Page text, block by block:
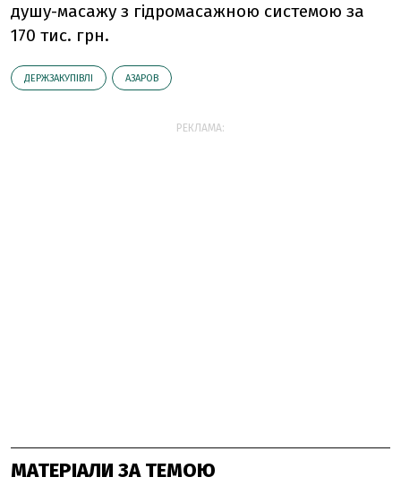
душу-масажу з гідромасажною системою за
170 тис. грн.
ДЕРЖЗАКУПІВЛІ АЗАРОВ
РЕКЛАМА:
МАТЕРІАЛИ ЗА ТЕМОЮ